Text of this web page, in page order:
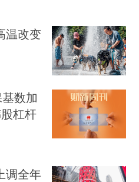
温改变
数加
杠杆
调全年